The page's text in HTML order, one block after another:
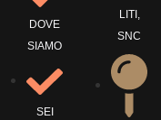
DOVE
SIAMO
SEI
LITI,
SNC